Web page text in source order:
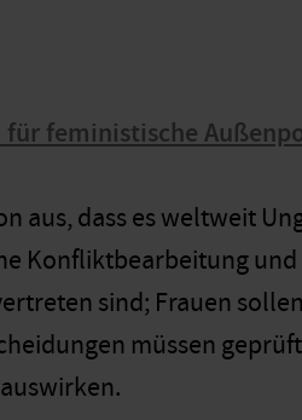
für feministische
aus, dass es weltweit
Konfliktbearbeitung
sind; Frauen
müssen